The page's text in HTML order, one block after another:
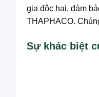
gia độc hại, đảm
THAPHACO.
Sự khác biệt